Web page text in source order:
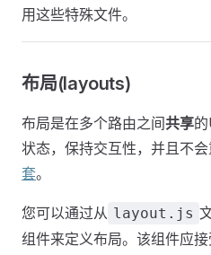
用这些特殊文件。
布局(layouts)
布局是在多个路由之间共享
状态，保持交互性，并且不
套。
您可以通过从 layout.js
组件来定义布局。该组件应